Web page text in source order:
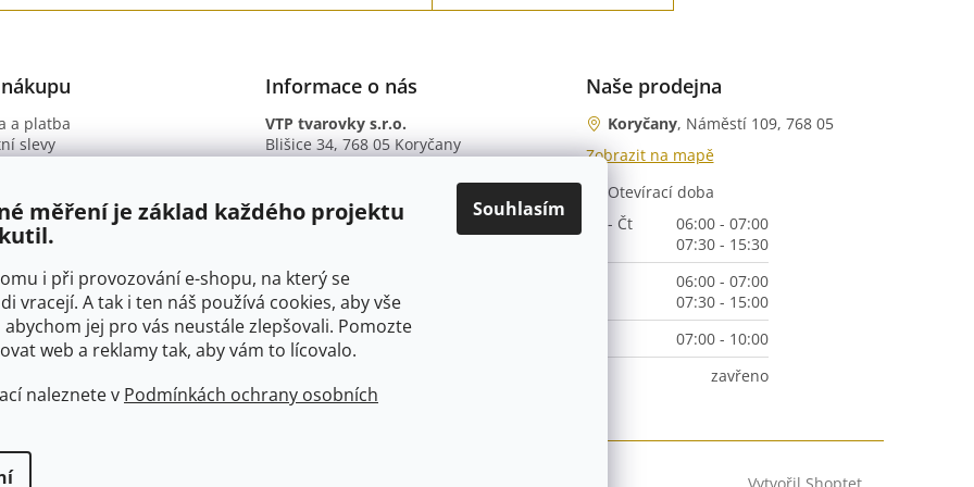
měření je základ každého projektu
i při provozování e-shopu, na který se
vracejí. A tak i ten náš používá cookies, aby vše
jej pro vás neustále zlepšovali. Pomozte
web a reklamy tak, aby vám to lícovalo.
naleznete v Podmínkách ochrany osobních
Souhlasím
a platba
slevy
ochrany osobních údajů
Informace o nás
VTP tvarovky s.r.o.
Blišice 34, 768 05 Koryčany
B. ú.: 2301934375/2010 (Fio banka)
Naše prodejna
Koryčany, Náměstí 109, 768 05
Zobrazit na mapě
Otevírací doba
Po - Čt
06:00 - 07:00
07:30 - 15:30
06:00 - 07:00
07:30 - 15:00
07:00 - 10:00
zavřeno